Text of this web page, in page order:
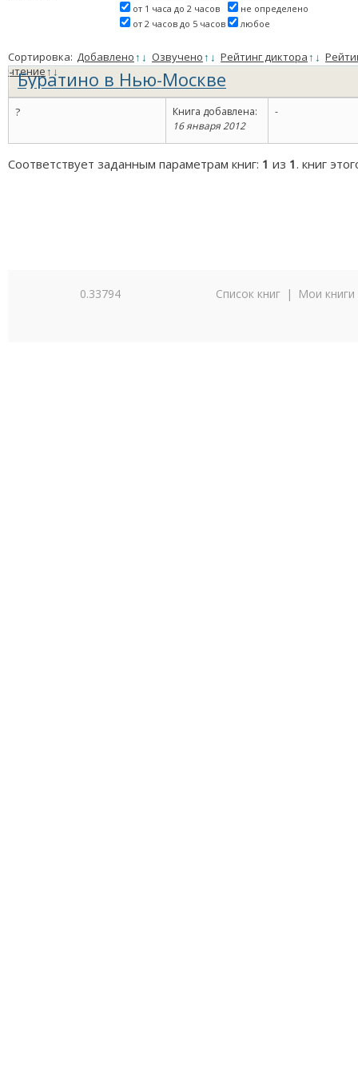
от 1 часа до 2 часов
от 2 часов до 5 часов
не определено
любое
Сортировка: Добавлено↑ ↓ Озвучено↑ ↓ Рейтинг диктора↑ ↓
чтение↑↓
Буратино в Нью-Москве
?
Книга добавлена:
16 января 2012
-
Соответствует заданным параметрам книг: 1 из 1. книг
0.33794 Список книг | Мои книги